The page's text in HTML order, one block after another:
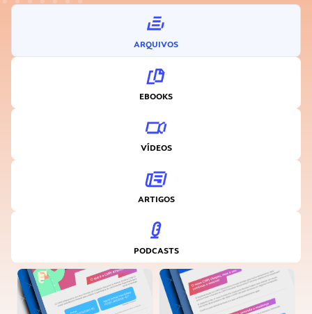
ARQUIVOS
EBOOKS
VÍDEOS
ARTIGOS
PODCASTS